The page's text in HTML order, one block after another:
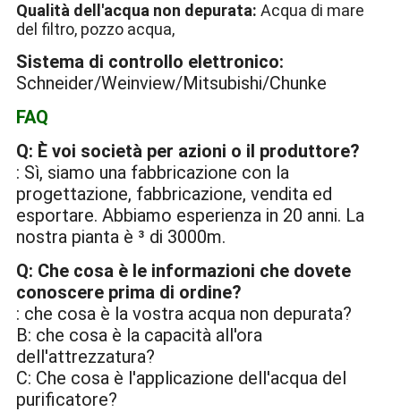
Qualità dell'acqua non depurata: Acqua di mare
del filtro, pozzo acqua,
Sistema di controllo elettronico:
Schneider/Weinview/Mitsubishi/Chunke
FAQ
Q: È voi società per azioni o il produttore?
: Sì, siamo una fabbricazione con la
progettazione, fabbricazione, vendita ed
esportare. Abbiamo esperienza in 20 anni. La
nostra pianta è ³ di 3000m.
Q: Che cosa è le informazioni che dovete
conoscere prima di ordine?
: che cosa è la vostra acqua non depurata?
B: che cosa è la capacità all'ora
dell'attrezzatura?
C: Che cosa è l'applicazione dell'acqua del
purificatore?